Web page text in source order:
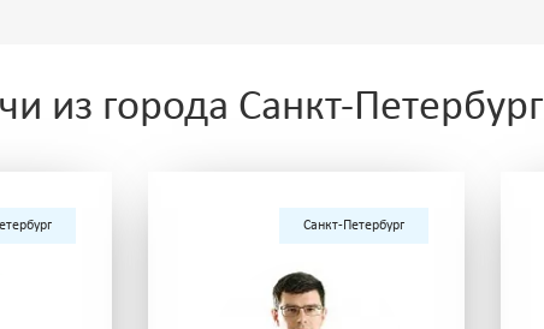
из города Санкт-Петербург
Санкт-Петербург